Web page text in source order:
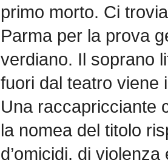
primo morto. Ci
Parma per la prova
verdiano. Il soprano
fuori dal teatro viene
Una raccapricciante
la nomea del titolo
d’omicidi, di